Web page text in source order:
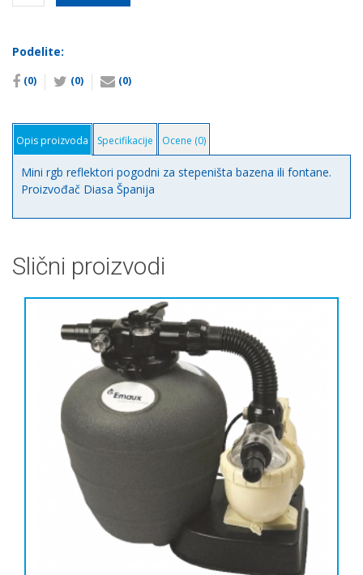
количина
Podelite:
(0) (0) (0)
Opis proizvoda Specifikacije Ocene (0)
Mini rgb reflektori pogodni za stepeništa bazena ili fontane.
Proizvođač Diasa Španija
Slični proizvodi